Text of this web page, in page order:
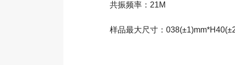
共振频率：21M
样品最大尺寸：